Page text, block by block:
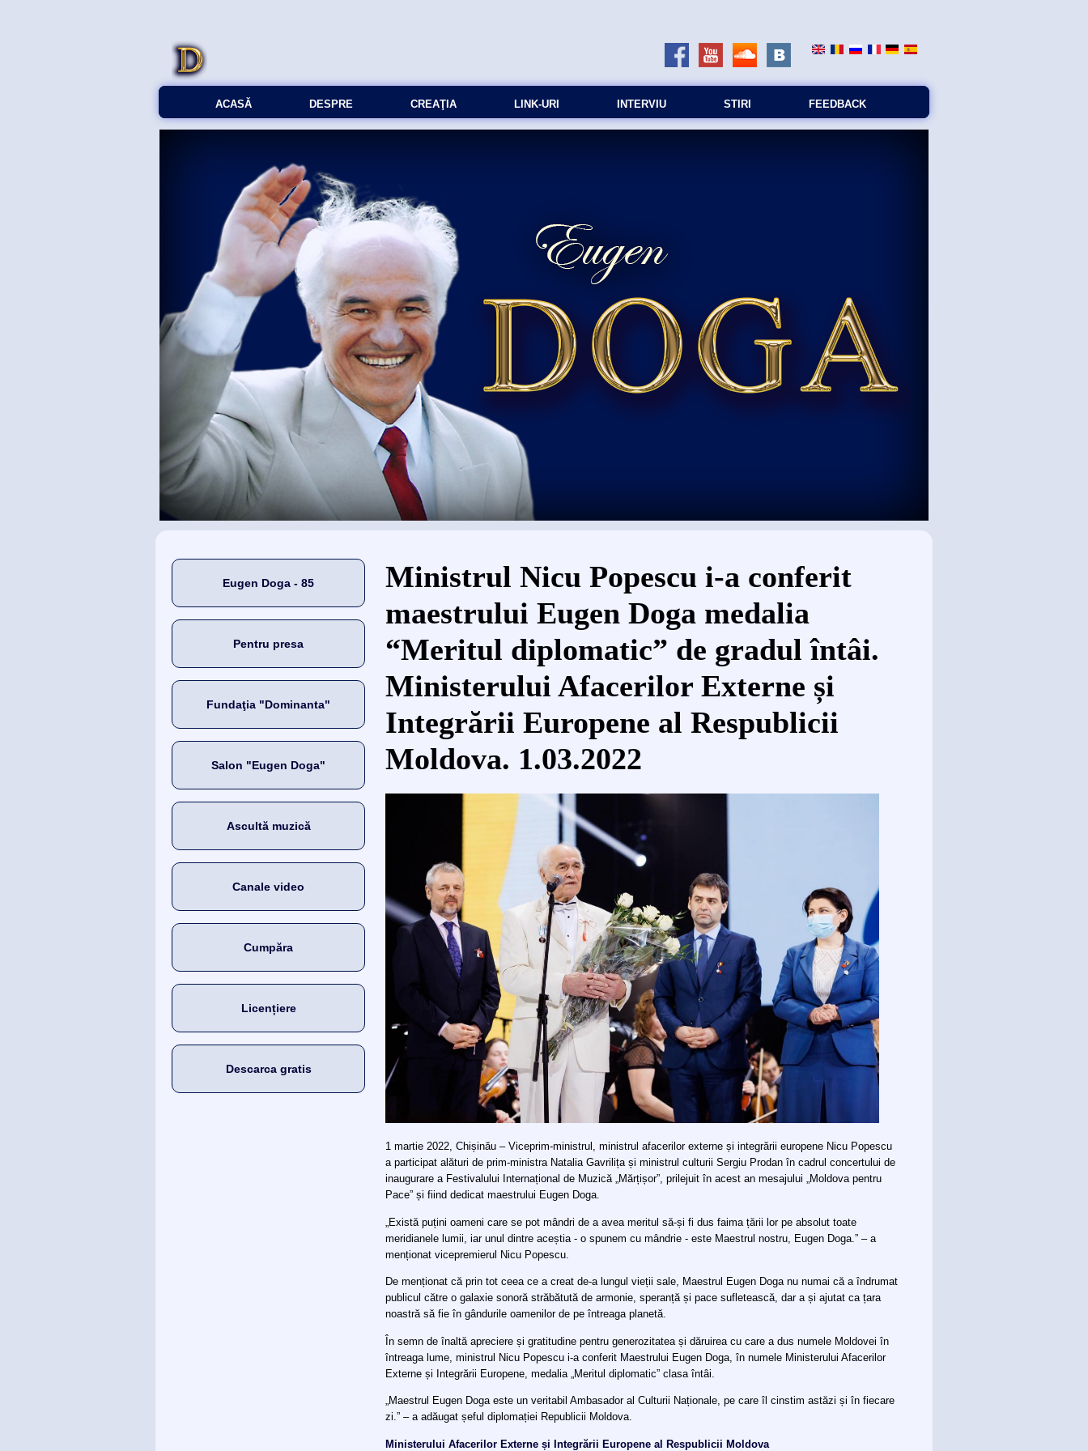
ACASĂ DESPRE CREAŢIA LINK-URI INTERVIU STIRI FEEDBACK
Eugen Doga - 85
Pentru presa
Fundaţia "Dominanta"
Salon "Eugen Doga"
Ascultă muzică
Canale video
Cumpăra
Licențiere
Descarca gratis
Eşti aici
Ministrul Nicu Popescu i-a conferit
maestrului Eugen Doga medalia
“Meritul diplomatic” de gradul întâi.
Ministerului Afacerilor Externe și
Integrării Europene al Respublicii
Moldova. 1.03.2022
1 martie 2022, Chișinău – Viceprim-ministrul, ministrul afacerilor externe și integrării europene Nicu Popescu
a participat alături de prim-ministra Natalia Gavrilița și ministrul culturii Sergiu Prodan în cadrul concertului de
inaugurare a Festivalului Internațional de Muzică „Mărțișor”, prilejuit în acest an mesajului „Moldova pentru
Pace” și fiind dedicat maestrului Eugen Doga.
„Există puțini oameni care se pot mândri de a avea meritul să-și fi dus faima țării lor pe absolut toate
meridianele lumii, iar unul dintre aceștia - o spunem cu mândrie - este Maestrul nostru, Eugen Doga.” – a
menționat vicepremierul Nicu Popescu.
De menționat că prin tot ceea ce a creat de-a lungul vieții sale, Maestrul Eugen Doga nu numai că a îndrumat
publicul către o galaxie sonoră străbătută de armonie, speranță și pace sufletească, dar a și ajutat ca țara
noastră să fie în gândurile oamenilor de pe întreaga planetă.
În semn de înaltă apreciere și gratitudine pentru generozitatea și dăruirea cu care a dus numele Moldovei în
întreaga lume, ministrul Nicu Popescu i-a conferit Maestrului Eugen Doga, în numele Ministerului Afacerilor
Externe și Integrării Europene, medalia „Meritul diplomatic” clasa întâi.
„Maestrul Eugen Doga este un veritabil Ambasador al Culturii Naționale, pe care îl cinstim astăzi și în fiecare
zi.” – a adăugat șeful diplomației Republicii Moldova.
Ministerului Afacerilor Externe și Integrării Europene al Respublicii Moldova